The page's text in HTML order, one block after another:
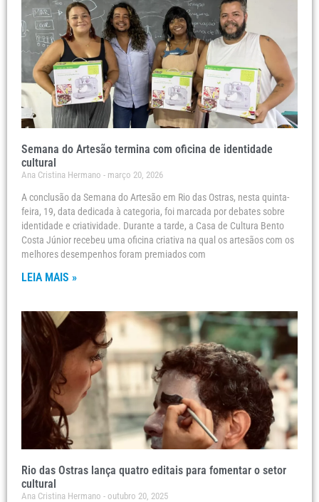
Semana do Artesão termina com oficina de identidade
cultural
Ana Cristina Hermano março 20, 2026
A conclusão da Semana do Artesão em Rio das Ostras, nesta quinta-
feira, 19, data dedicada à categoria, foi marcada por debates sobre
identidade e criatividade. Durante a tarde, a Casa de Cultura Bento
Costa Júnior recebeu uma oficina criativa na qual os artesãos com os
melhores desempenhos foram premiados com
LEIA MAIS »
Rio das Ostras lança quatro editais para fomentar o setor
cultural
Ana Cristina Hermano outubro 20, 2025